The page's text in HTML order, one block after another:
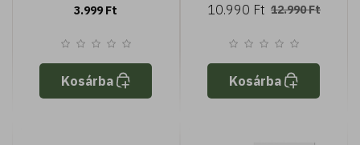
3.999 Ft
Kosárba
10.990 Ft 12.990 Ft
Kosárba